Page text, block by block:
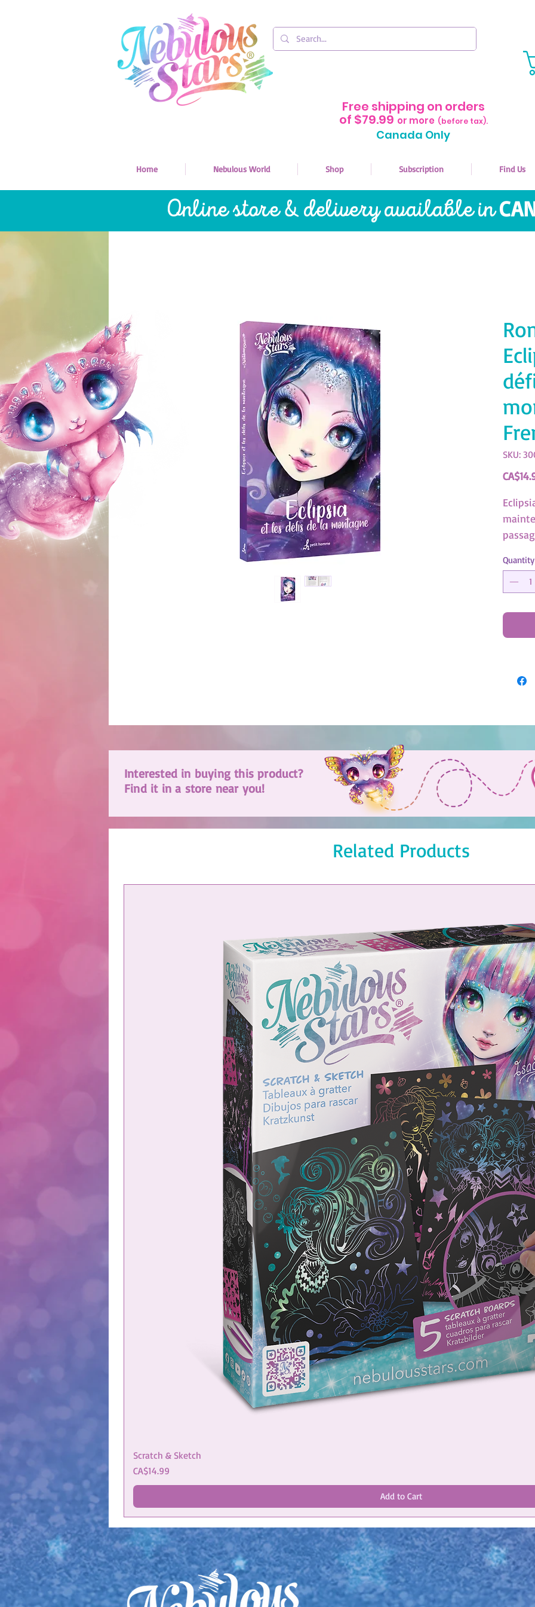
Free shipping on orders
of $79.99 or more (before tax).
Canada Only
Home Nebulous World Shop Subscription Find Us
Online store & delivery available in
SKU:
est et
de
des
Quantity
Interested in buying this product?
Find it in a store near you!
Related Products
Scratch & Sketch
Price
CA$14.99
Add to Cart